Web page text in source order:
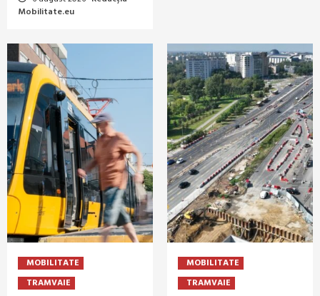
Mobilitate.eu
MOBILITATE
TRAMVAIE
MOBILITATE
TRAMVAIE